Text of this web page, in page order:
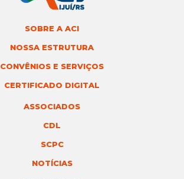
SOBRE A ACI
NOSSA ESTRUTURA
CONVÊNIOS E SERVIÇOS
CERTIFICADO DIGITAL
ASSOCIADOS
CDL
SCPC
NOTÍCIAS